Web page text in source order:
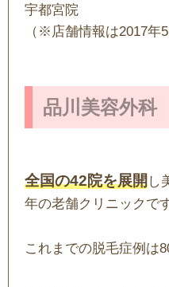
宇都宮院
（※店舗情報は2017年
品川美容外科
全国の42院を展開し
年の老舗クリニックです
これまでの脱毛症例は